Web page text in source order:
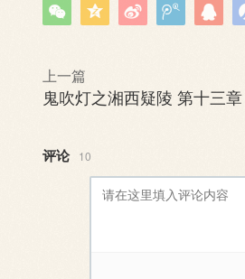
    
上一篇
鬼吹灯之湘西疑陵 第十三
评论 10